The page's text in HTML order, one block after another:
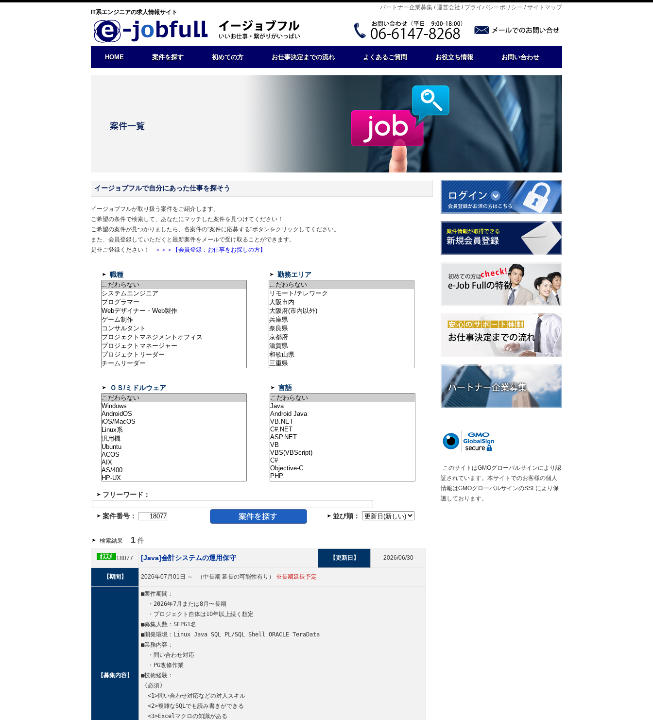
IT系エンジニアの求人情報サイト
パートナー企業募集 /運営会社 / プライバシーポリシー /サイトマップ
HOME 案件を探す 初めての方 お仕事決定までの流れ よくあるご質問 お役立ち情報 お問い合わせ
イージョブフルで自分にあった仕事を探そう
イージョブフルが取り扱う案件をご紹介します。
ご希望の条件で検索して、あなたにマッチした案件を見つけてください！
ご希望の案件が見つかりましたら、各案件の"案件に応募する"ボタンをクリックしてください。
また、会員登録していただくと最新案件をメールで受け取ることができます。
是非ご登録ください！
＞＞＞【会員登録：お仕事をお探しの方】
職種 勤務エリア
ＯＳ/ミドルウェア 言語
フリーワード：
案件番号： 並び順：
検索結果 1 件
18077 [Java]会計システムの運用保守 【更新日】 2026/06/30
【期間】 2026年07月01日 ～ （中長期 延長の可能性有り） ※長期延長予定
【募集内容】
■案件期間：
・2026年7月または8月〜長期
・プロジェクト自体は10年以上続く想定
■募集人数：SEPG1名
■開発環境：Linux Java SQL PL/SQL Shell ORACLE TeraData
■業務内容：
・問い合わせ対応
・PG改修作業
■技術経験：
(必須)
<1>問い合わせ対応などの対人スキル
<2>複雑なSQLでも読み書きができる
<3>Excelマクロの知識がある
このサイトはGMOグローバルサインにより認
証されています。本サイトでのお客様の個人
情報はGMOグローバルサインのSSLにより保
護しております。